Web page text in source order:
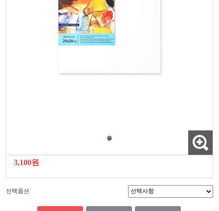
3,100원
선택옵션